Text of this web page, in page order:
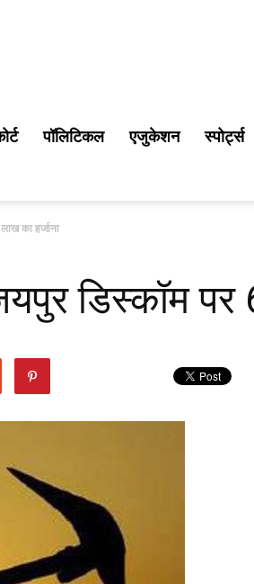
पॉलिटिकल एजुकेशन स्पोर्ट्स
का हर्जाना
डिस्कॉम पर